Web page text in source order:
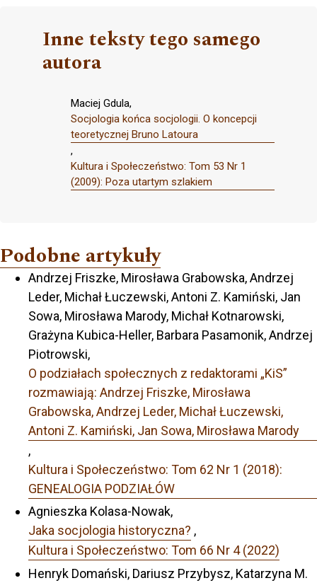
Inne teksty tego samego
autora
Maciej Gdula,
Socjologia końca socjologii. O koncepcji
teoretycznej Bruno Latoura
,
Kultura i Społeczeństwo: Tom 53 Nr 1
(2009): Poza utartym szlakiem
Podobne artykuły
Andrzej Friszke, Mirosława Grabowska, Andrzej
Leder, Michał Łuczewski, Antoni Z. Kamiński, Jan
Sowa, Mirosława Marody, Michał Kotnarowski,
Grażyna Kubica-Heller, Barbara Pasamonik, Andrzej
Piotrowski,
O podziałach społecznych z redaktorami „KiS”
rozmawiają: Andrzej Friszke, Mirosława
Grabowska, Andrzej Leder, Michał Łuczewski,
Antoni Z. Kamiński, Jan Sowa, Mirosława Marody
,
Kultura i Społeczeństwo: Tom 62 Nr 1 (2018):
GENEALOGIA PODZIAŁÓW
Agnieszka Kolasa-Nowak,
Jaka socjologia historyczna? ,
Kultura i Społeczeństwo: Tom 66 Nr 4 (2022)
Henryk Domański, Dariusz Przybysz, Katarzyna M.